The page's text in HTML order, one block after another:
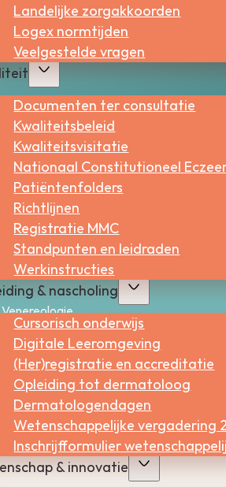
Landelijke zorgakkoorden
Logex normtijden
Veelgestelde vragen
Documenten ter consultatie
Kwaliteitsbeleid
Kwaliteitsvisitatie
Nationaal Constitutioneel
Patiëntenfolders
Richtlijnen
Registratie MMC
Standpunten en leidraden
Werkinstructies
& nascholing
Cursorisch onderwijs
Digitale Leeromgeving
(Her)registratie en accreditatie
Opleiding tot dermatoloog
Dermatologendagen
Wetenschappelijke vergadering
Inschrijfformulier
& innovatie